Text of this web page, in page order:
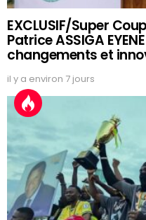
EXCLUSIF/Super
Patrice ASSIGA
changements et
il y a environ 7 jours